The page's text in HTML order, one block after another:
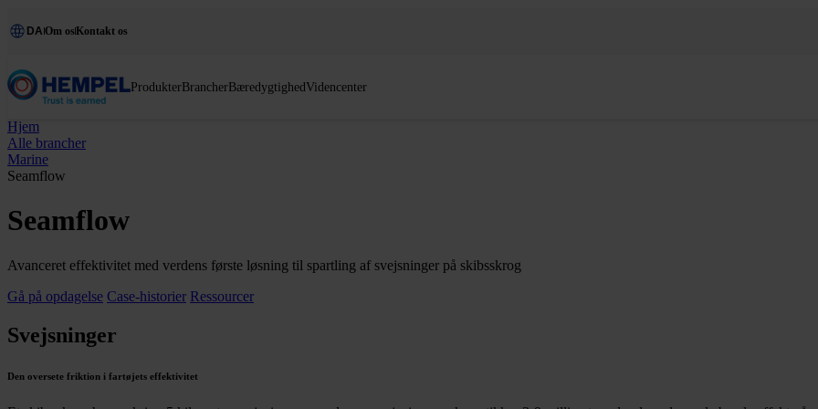
DA Om osKontakt os
ProdukterBrancherBæredygtighedVidencenter
Hjem
Alle brancher
Marine
Seamflow
Seamflow
Avanceret effektivitet med verdens første løsning til spartling af svejsninger på skibsskrog
Gå på opdagelse Case-historier Ressourcer
Svejsninger
Den oversete friktion i fartøjets effektivitet